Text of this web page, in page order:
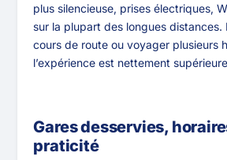
plus silencieuse, prises électriques,
sur la plupart des longues distances.
cours de route ou voyager plusieurs
l’expérience est nettement
Gares desservies,
praticité